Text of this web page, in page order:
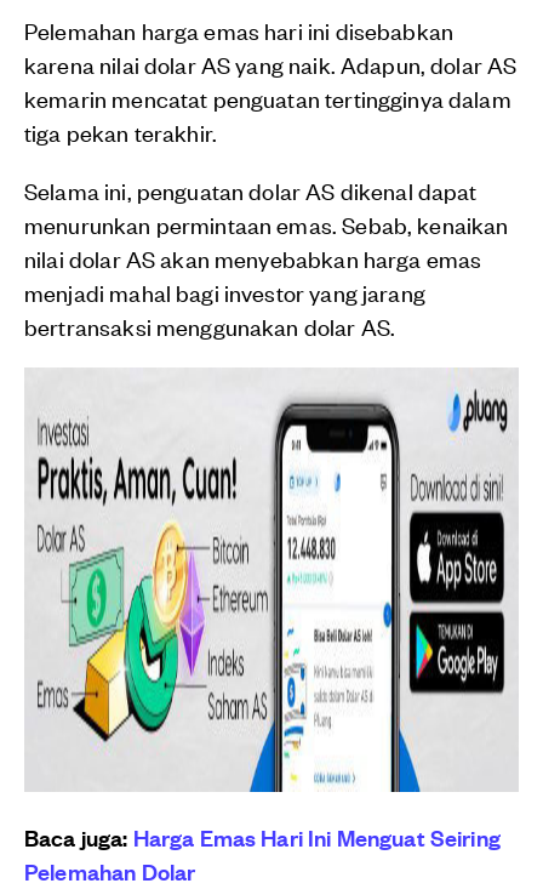
Pelemahan harga emas hari ini disebabkan
karena nilai dolar AS yang naik. Adapun, dolar AS
kemarin mencatat penguatan tertingginya dalam
tiga pekan terakhir.
Selama ini, penguatan dolar AS dikenal dapat
menurunkan permintaan emas. Sebab, kenaikan
nilai dolar AS akan menyebabkan harga emas
menjadi mahal bagi investor yang jarang
bertransaksi menggunakan dolar AS.
Baca juga: Harga Emas Hari Ini Menguat Seiring
Pelemahan Dolar